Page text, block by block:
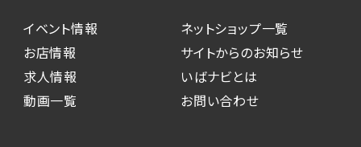
イベント情報
お店情報
求人情報
動画一覧
ネットショップ一覧
サイトからのお知らせ
いばナビとは
お問い合わせ